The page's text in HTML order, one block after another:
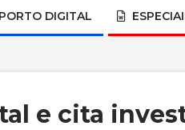
PORTO DIGITAL
e cita